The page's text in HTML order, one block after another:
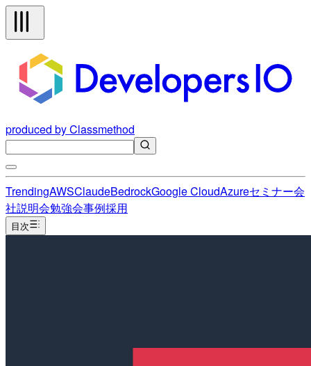
produced by Classmethod
TrendingAWSClaudeBedrockGoogle CloudAzureセミナー会
社説明会勉強会事例採用
目次